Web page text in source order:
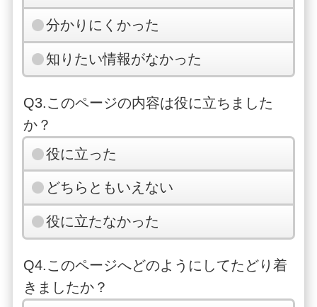
分かりにくかった
知りたい情報がなかった
Q3.このページの内容は役に立ちました
か？
役に立った
どちらともいえない
役に立たなかった
Q4.このページへどのようにしてたどり着
きましたか？